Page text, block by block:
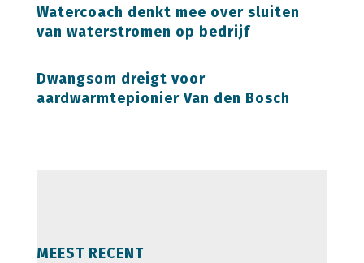
Watercoach denkt mee over sluiten
van waterstromen op bedrijf
Dwangsom dreigt voor
aardwarmtepionier Van den Bosch
MEEST RECENT